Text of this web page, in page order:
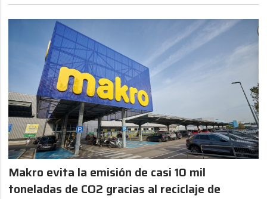
Makro evita la emisión de casi 10 mil
toneladas de CO2 gracias al reciclaje de